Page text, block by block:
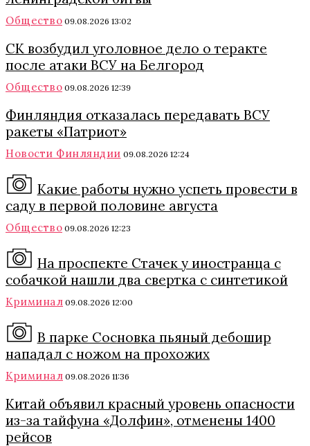
Общество 09.08.2026 13:02
СК возбудил уголовное дело о теракте
после атаки ВСУ на Белгород
Общество 09.08.2026 12:39
Финляндия отказалась передавать ВСУ
ракеты «Патриот»
Новости Финляндии 09.08.2026 12:24
Какие работы нужно успеть провести в
саду в первой половине августа
Общество 09.08.2026 12:23
На проспекте Стачек у иностранца с
собачкой нашли два свертка с синтетикой
Криминал 09.08.2026 12:00
В парке Сосновка пьяный дебошир
нападал с ножом на прохожих
Криминал 09.08.2026 11:36
Китай объявил красный уровень опасности
из-за тайфуна «Долфин», отменены 1400
рейсов